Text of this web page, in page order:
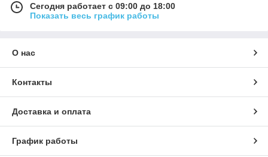
Сегодня работает с 09:00 до 18:00
Показать весь график работы
О нас
Контакты
Доставка и оплата
График работы